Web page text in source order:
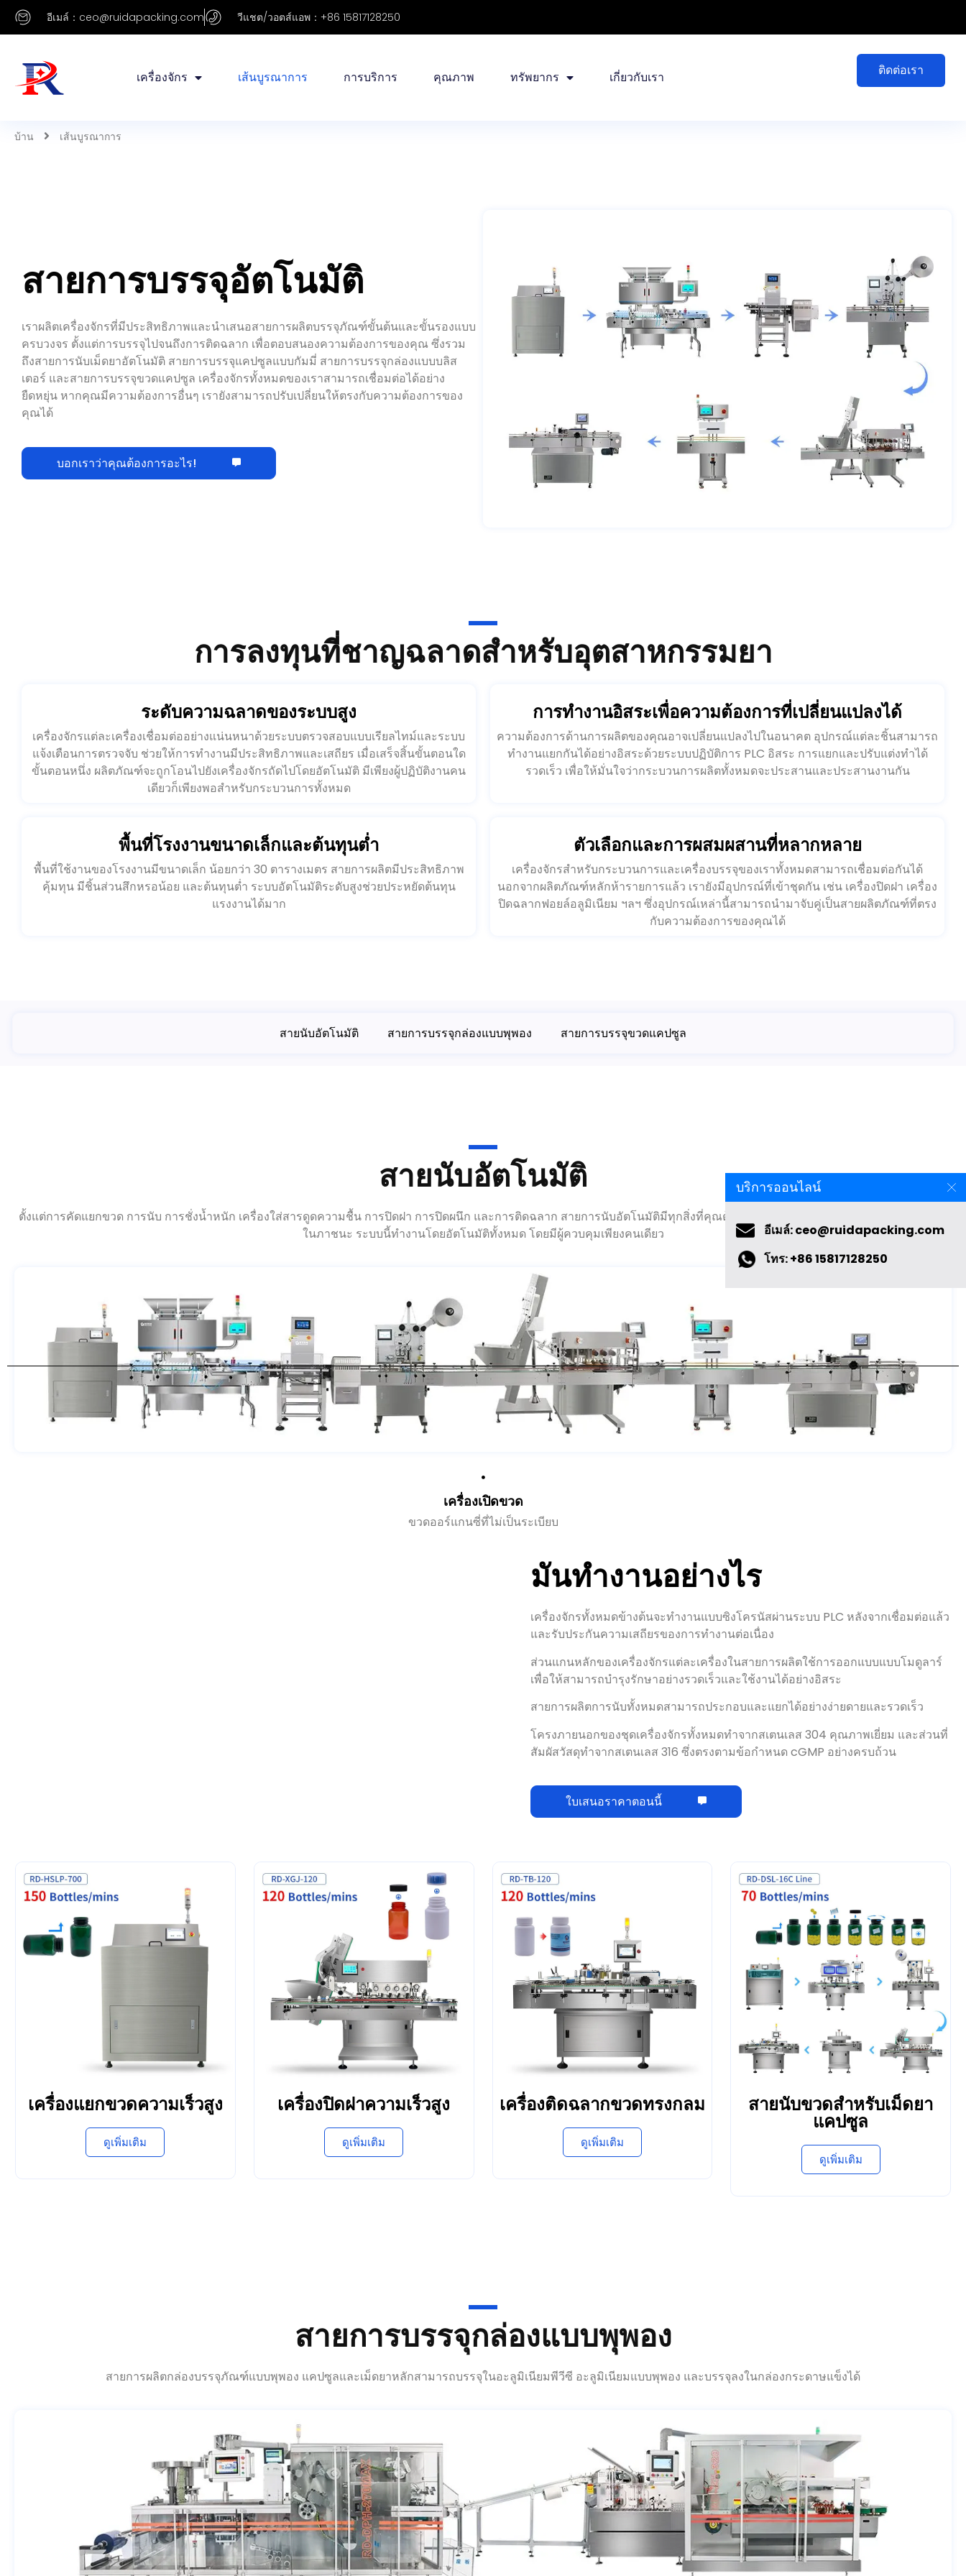
อีเมล์：ceo@ruidapacking.com วีแชต/วอตส์แอพ：+86 15817128250
เครื่องจักร เส้นบูรณาการ การบริการ คุณภาพ ทรัพยากร เกี่ยวกับเรา ติดต่อเรา
สายการบรรจุอัตโนมัติ
เราผลิตเครื่องจักรที่มีประสิทธิภาพและนำเสนอสายการผลิตบรรจุภัณฑ์ขั้นต้นและขั้นรองแบบ
ครบวงจร ตั้งแต่การบรรจุไปจนถึงการติดฉลาก เพื่อตอบสนองความต้องการของคุณ ซึ่งรวม
ถึงสายการนับเม็ดยาอัตโนมัติ สายการบรรจุแคปซูลแบบกัมมี่ สายการบรรจุกล่องแบบบลิส
เตอร์ และสายการบรรจุขวดแคปซูล เครื่องจักรทั้งหมดของเราสามารถเชื่อมต่อได้อย่าง
ยืดหยุ่น หากคุณมีความต้องการอื่นๆ เรายังสามารถปรับเปลี่ยนให้ตรงกับความต้องการของ
คุณได้
การลงทุนที่ชาญฉลาดสำหรับอุตสาหกรรมยา
เครื่องจักรแต่ละเครื่องเชื่อมต่ออย่างแน่นหนาด้วยระบบตรวจสอบแบบเรียลไทม์และระบบ
แจ้งเตือนการตรวจจับ ช่วยให้การทำงานมีประสิทธิภาพและเสถียร เมื่อเสร็จสิ้นขั้นตอนใด
ขั้นตอนหนึ่ง ผลิตภัณฑ์จะถูกโอนไปยังเครื่องจักรถัดไปโดยอัตโนมัติ มีเพียงผู้ปฏิบัติงานคน
เดียวก็เพียงพอสำหรับกระบวนการทั้งหมด
ความต้องการด้านการผลิตของคุณอาจเปลี่ยนแปลงไปในอนาคต อุปกรณ์แต่ละชิ้นสามารถ
ทำงานแยกกันได้อย่างอิสระด้วยระบบปฏิบัติการ PLC อิสระ การแยกและปรับแต่งทำได้
รวดเร็ว เพื่อให้มั่นใจว่ากระบวนการผลิตทั้งหมดจะประสานและประสานงานกัน
พื้นที่ใช้งานของโรงงานมีขนาดเล็ก น้อยกว่า 30 ตารางเมตร สายการผลิตมีประสิทธิภาพ
คุ้มทุน มีชิ้นส่วนสึกหรอน้อย และต้นทุนต่ำ ระบบอัตโนมัติระดับสูงช่วยประหยัดต้นทุน
แรงงานได้มาก
เครื่องจักรสำหรับกระบวนการและเครื่องบรรจุของเราทั้งหมดสามารถเชื่อมต่อกันได้
นอกจากผลิตภัณฑ์หลักห้ารายการแล้ว เรายังมีอุปกรณ์ที่เข้าชุดกัน เช่น เครื่องปิดฝา เครื่อง
ปิดฉลากฟอยล์อลูมิเนียม ฯลฯ ซึ่งอุปกรณ์เหล่านี้สามารถนำมาจับคู่เป็นสายผลิตภัณฑ์ที่ตรง
กับความต้องการของคุณได้
สายนับอัตโนมัติ
ตั้งแต่การคัดแยกขวด การนับ การชั่งน้ำหนัก เครื่องใส่สารดูดความชื้น การปิดฝา การปิดผนึก และการติดฉลาก สายการนับอัตโนมัติมีทุกสิ่งที่คุณต้องการสำหรับการบรรจุแคปซูลหรือยาเม็ดลง
ในภาชนะ ระบบนี้ทำงานโดยอัตโนมัติทั้งหมด โดยมีผู้ควบคุมเพียงคนเดียว
เครื่องเปิดขวด
ขวดออร์แกนซี่ที่ไม่เป็นระเบียบ
มันทำงานอย่างไร
เครื่องจักรทั้งหมดข้างต้นจะทำงานแบบซิงโครนัสผ่านระบบ PLC หลังจากเชื่อมต่อแล้ว
และรับประกันความเสถียรของการทำงานต่อเนื่อง
ส่วนแกนหลักของเครื่องจักรแต่ละเครื่องในสายการผลิตใช้การออกแบบแบบโมดูลาร์
เพื่อให้สามารถบำรุงรักษาอย่างรวดเร็วและใช้งานได้อย่างอิสระ
สายการผลิตการนับทั้งหมดสามารถประกอบและแยกได้อย่างง่ายดายและรวดเร็ว
โครงภายนอกของชุดเครื่องจักรทั้งหมดทำจากสเตนเลส 304 คุณภาพเยี่ยม และส่วนที่
สัมผัสวัสดุทำจากสเตนเลส 316 ซึ่งตรงตามข้อกำหนด cGMP อย่างครบถ้วน
เครื่องแยกขวดความเร็วสูง
ดูเพิ่มเติม
เครื่องปิดฝาความเร็วสูง
ดูเพิ่มเติม
เครื่องติดฉลากขวดทรงกลม
ดูเพิ่มเติม
สายนับขวดสำหรับเม็ดยา
แคปซูล
ดูเพิ่มเติม
สายการบรรจุกล่องแบบพุพอง
สายการผลิตกล่องบรรจุภัณฑ์แบบพุพอง แคปซูลและเม็ดยาหลักสามารถบรรจุในอะลูมิเนียมพีวีซี อะลูมิเนียมแบบพุพอง และบรรจุลงในกล่องกระดาษแข็งได้
บริการออนไลน์
อีเมล์: ceo@ruidapacking.com
โทร: +86 15817128250